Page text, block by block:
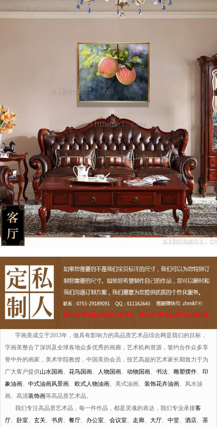
字画美成立于2013年，做具有影响力的高品质艺术品综合网是我们的目标，
字画美整合了深圳及全球各地众多优秀的画廊，艺术机构资源，签约合作众多享
誉中外的画家，美术学院教授，中国美协会员，技艺高超的艺术家长期致力于为
广大客户提供山水国画、 花鸟国画、 人物国画、 动物国画、 书法、 雕塑摆件、 印
象油画、 中式油画风景画、 欧式人物油画、美式油画、 装饰花卉油画、风水油
画、高清装饰画等高品质艺术品。
我们专注高品质艺术品，每一件作品，都是灵魂的表达，我们专业承接客
厅、 卧室、 玄关、 书房、 餐厅、 办公室、 会议室、 走廊、 大厅、 中堂、 酒店、 茶